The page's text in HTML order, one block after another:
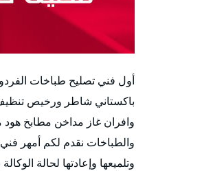
أول فني تصليح طباخات
باكستاني شاطر ورخيص
وافران غاز مداخن مطابخ
والطباخات نقدم لكم أمهر
وتلميعها وإعادتها لحالة